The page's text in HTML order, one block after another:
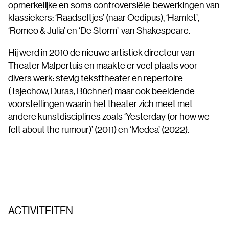
opmerkelijke en soms controversiële bewerkingen van
klassiekers: ‘Raadseltjes’ (naar Oedipus), ‘Hamlet’,
‘Romeo & Julia’ en ‘De Storm’ van Shakespeare.
Hij werd in 2010 de nieuwe artistiek directeur van
Theater Malpertuis en maakte er veel plaats voor
divers werk: stevig teksttheater en repertoire
(Tsjechow, Duras, Büchner) maar ook beeldende
voorstellingen waarin het theater zich meet met
andere kunstdisciplines zoals ‘Yesterday (or how we
felt about the rumour)’ (2011) en ‘Medea’ (2022).
ACTIVITEITEN